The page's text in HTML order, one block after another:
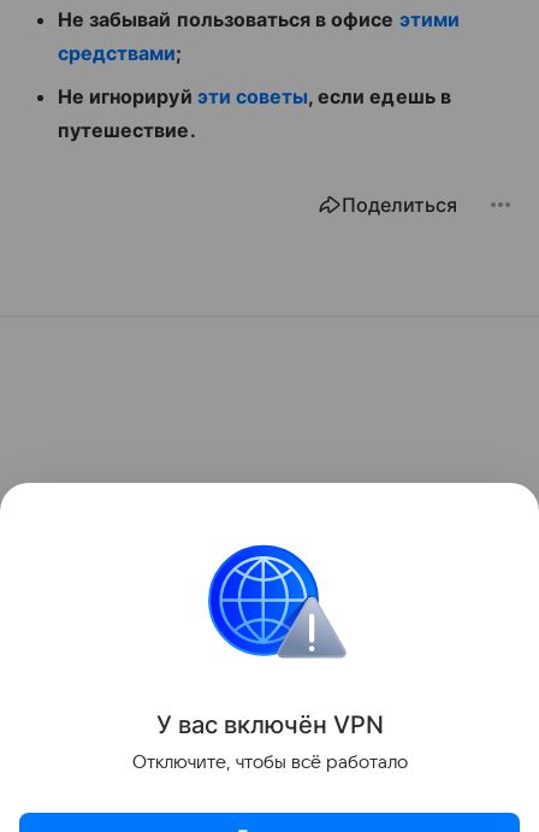
Не забывай пользоваться в офисе этими
средствами;
Не игнорируй эти советы, если едешь в
путешествие.
Поделиться
У вас включён VPN
Отключите, чтобы всё работало